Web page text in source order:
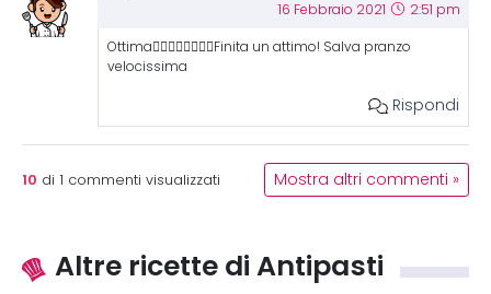
16 Febbraio 2021 2:51 pm
Ottima👍🏻👍🏻👍🏻👍🏻Finita un attimo! Salva pranzo
velocissima
Rispondi
10 di 1 commenti visualizzati Mostra altri commenti »
Altre ricette di Antipasti